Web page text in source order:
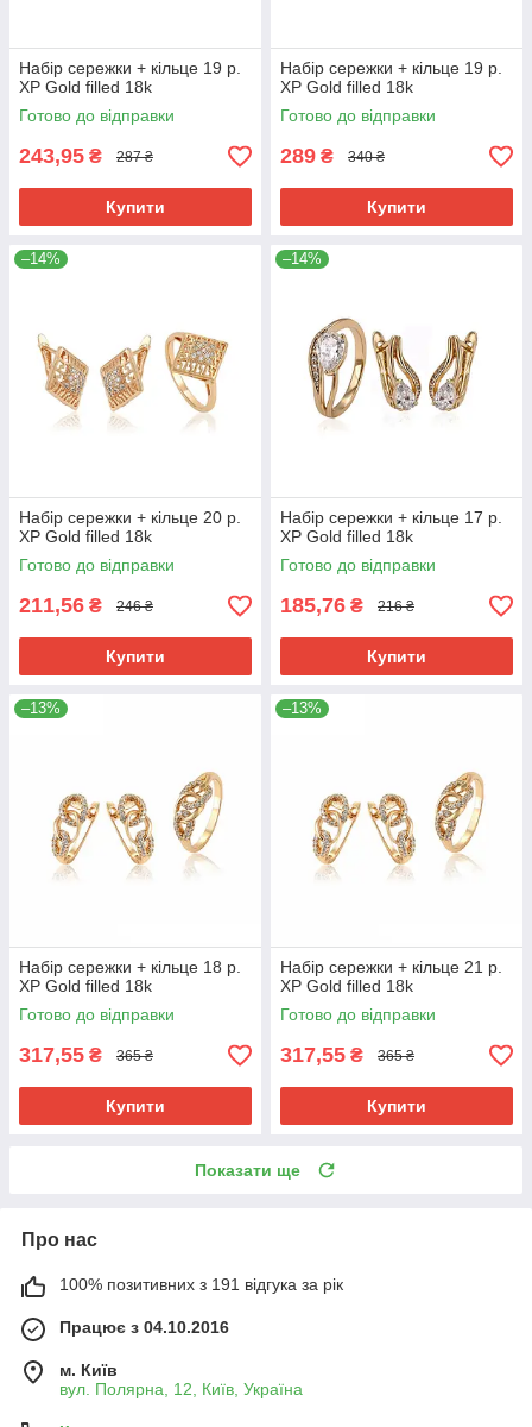
Набір сережки + кільце 19 р.
ХР Gold filled 18k
Готово до відправки
243,95 ₴ 287 ₴
Купити
Набір сережки + кільце 19 р.
ХР Gold filled 18k
Готово до відправки
289 ₴ 340 ₴
Купити
–14%
Набір сережки + кільце 20 р.
ХР Gold filled 18k
Готово до відправки
211,56 ₴ 246 ₴
Купити
–14%
Набір сережки + кільце 17 р.
ХР Gold filled 18k
Готово до відправки
185,76 ₴ 216 ₴
Купити
–13%
Набір сережки + кільце 18 р.
ХР Gold filled 18k
Готово до відправки
317,55 ₴ 365 ₴
Купити
–13%
Набір сережки + кільце 21 р.
ХР Gold filled 18k
Готово до відправки
317,55 ₴ 365 ₴
Купити
Показати ще
Про нас
100% позитивних з 191 відгука за рік
Працює з 04.10.2016
м. Київ
вул. Полярна, 12, Київ, Україна